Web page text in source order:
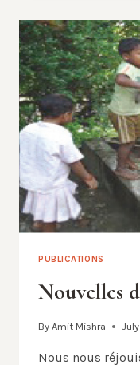
VISAGE
HUMAIN
»
:
DE
POUR
LES
ÉLÈVES
DES
DE
SPHÈRE
PUBLICATIONS
Nouvelles
By Amit Mishra
Nous nous